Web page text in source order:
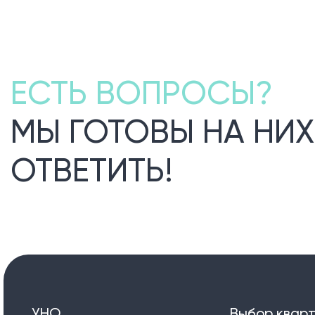
ЕСТЬ ВОПРОСЫ?
МЫ ГОТОВЫ НА НИХ
ОТВЕТИТЬ!